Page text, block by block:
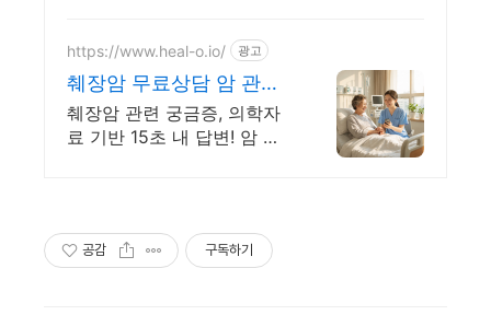
https://www.heal-o.io/ 광고
췌장암 무료상담 암 관련
궁금증은 힐오에서
췌장암 관련 궁금증, 의학자
료 기반 15초 내 답변! 암 관
공감 구독하기